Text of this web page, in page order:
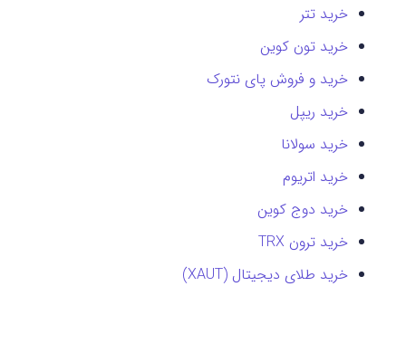
خرید تتر
خرید تون کوین
خرید و فروش پای نتورک
خرید ریپل
خرید سولانا
خرید اتریوم
خرید دوج کوین
خرید ترون TRX
خرید طلای دیجیتال (XAUT)